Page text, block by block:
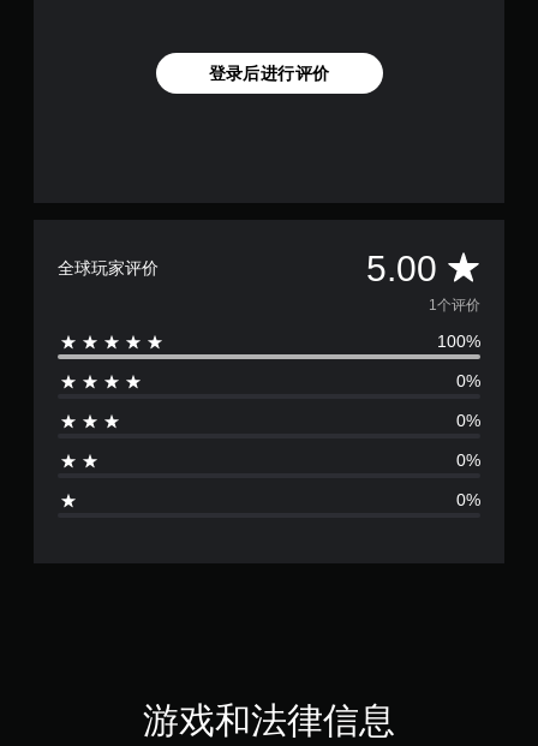
登录后进行评价
全球玩家评价 5.00 平
均
评
价
颗
（
1个评价
100%
0%
0%
0%
0%
游戏和法律信息